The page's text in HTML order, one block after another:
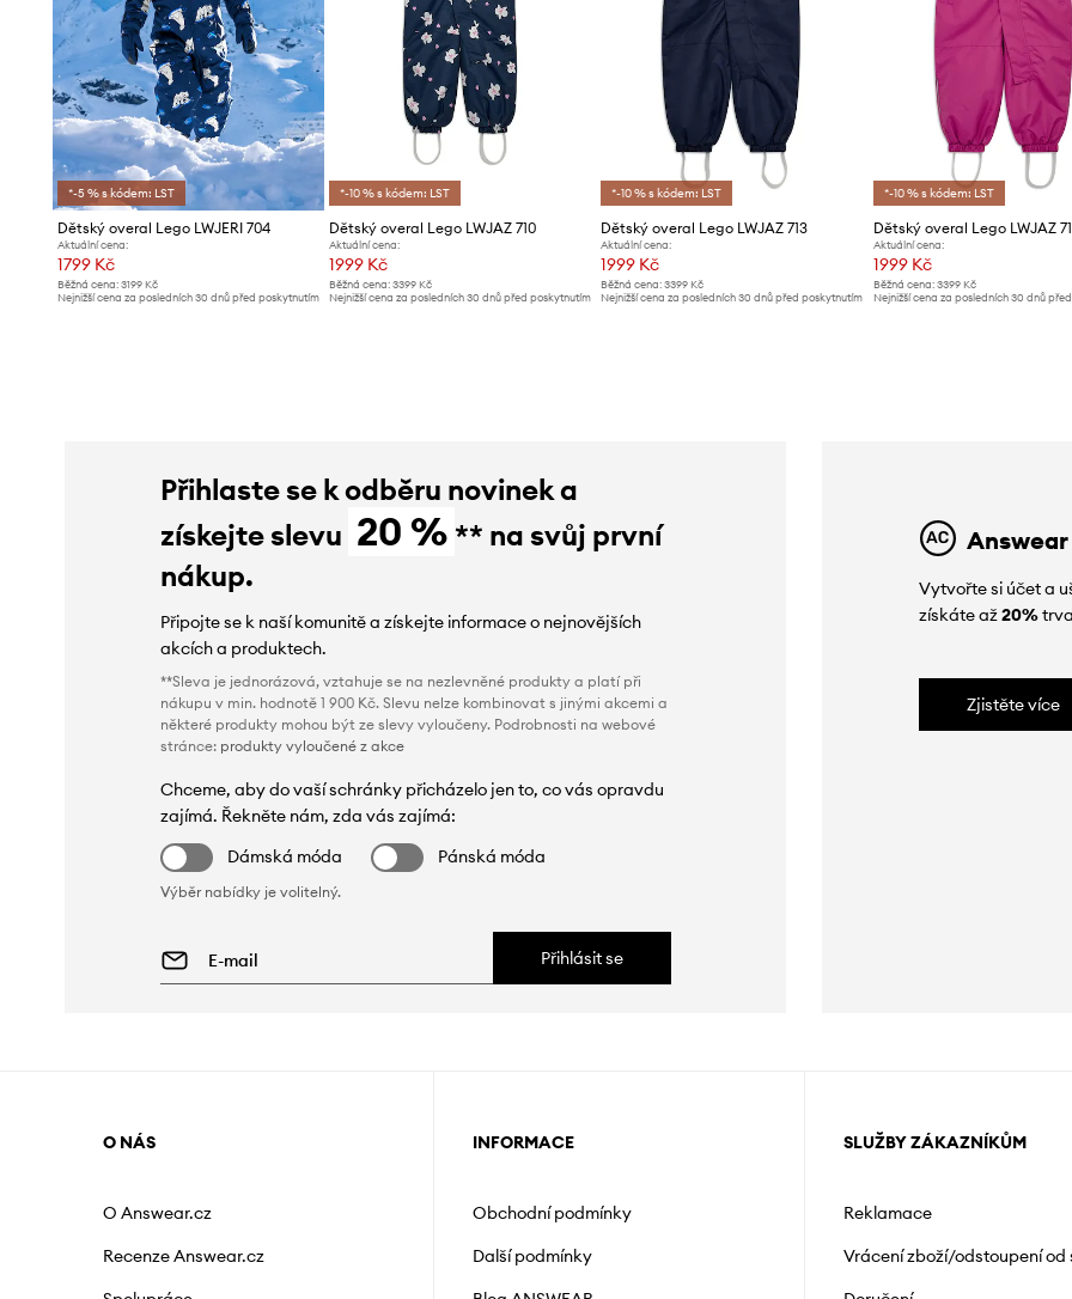
*-5 % s kódem: LST
Dětský overal Lego LWJERI 704
Aktuální cena:
1799 Kč
Běžná cena: 3199 Kč
Nejnižší cena za posledních 30 dnů před poskytnutím
*-10 % s kódem: LST
Dětský overal Lego LWJAZ 710
Aktuální cena:
1999 Kč
Běžná cena:3399 Kč
Nejnižší cena za posledních 30 dnů před poskytnutím
*-10 % s kódem: LST
Dětský overal Lego LWJAZ 713
Aktuální cena:
1999 Kč
Běžná cena: 3399 Kč
Nejnižší cena za posledních 30 dnů před poskytnutím
*-10 % s kódem: LST
Dětský overal Lego LWJAZ
Aktuální cena:
1999 Kč
Běžná cena: 3399 Kč
Nejnižší cena za posledních 30 dnů
Přihlaste se k odběru novinek a
získejte slevu 20 % ** na svůj první
nákup.
Připojte se k naší komunitě a získejte informace o nejnovějších
akcích a produktech.
**Sleva je jednorázová, vztahuje se na nezlevněné produkty a platí při
nákupu v min. hodnotě 1 900 Kč. Slevu nelze kombinovat s jinými akcemi a
některé produkty mohou být ze slevy vyloučeny. Podrobnosti na webové
stránce: produkty vyloučené z akce
Chceme, aby do vaší schránky přicházelo jen to, co vás opravdu
zajímá. Řekněte nám, zda vás zajímá:
Dámská móda
Pánská móda
Výběr nabídky je volitelný.
Přihlásit se
Vytvořte si účet a
získáte až20%
Zjistěte více
O NÁS
O Answear.cz
Recenze Answear.cz
INFORMACE
Obchodní podmínky
Další podmínky
SLUŽBY ZÁKAZNÍKŮM
Reklamace
Vrácení zboží/odstoupení od